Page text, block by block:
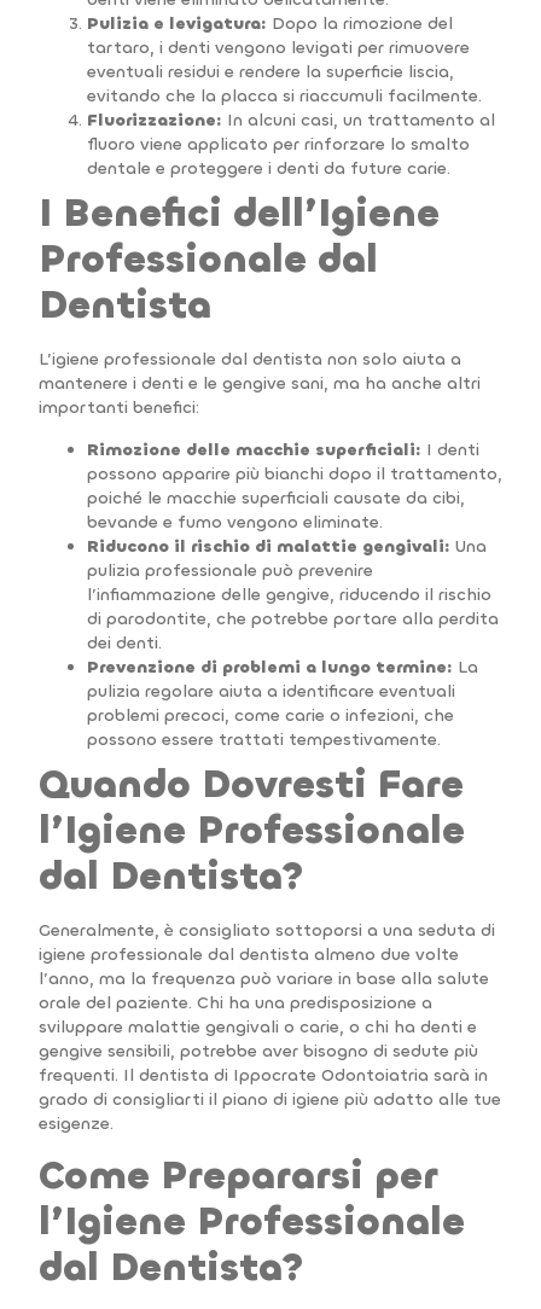
Pulizia e levigatura: Dopo la rimozione del
tartaro, i denti vengono levigati per rimuovere
eventuali residui e rendere la superficie liscia,
evitando che la placca si riaccumuli facilmente.
Fluorizzazione: In alcuni casi, un trattamento al
fluoro viene applicato per rinforzare lo smalto
dentale e proteggere i denti da future carie.
I Benefici dell’Igiene
Professionale dal
Dentista
L’igiene professionale dal dentista non solo aiuta a
mantenere i denti e le gengive sani, ma ha anche altri
importanti benefici:
Rimozione delle macchie superficiali: I denti
possono apparire più bianchi dopo il trattamento,
poiché le macchie superficiali causate da cibi,
bevande e fumo vengono eliminate.
Riducono il rischio di malattie gengivali: Una
pulizia professionale può prevenire
l’infiammazione delle gengive, riducendo il rischio
di parodontite, che potrebbe portare alla perdita
dei denti.
Prevenzione di problemi a lungo termine: La
pulizia regolare aiuta a identificare eventuali
problemi precoci, come carie o infezioni, che
possono essere trattati tempestivamente.
Quando Dovresti Fare
l’Igiene Professionale
dal Dentista?
Generalmente, è consigliato sottoporsi a una seduta di
igiene professionale dal dentista almeno due volte
l’anno, ma la frequenza può variare in base alla salute
orale del paziente. Chi ha una predisposizione a
sviluppare malattie gengivali o carie, o chi ha denti e
gengive sensibili, potrebbe aver bisogno di sedute più
frequenti. Il dentista di Ippocrate Odontoiatria sarà in
grado di consigliarti il piano di igiene più adatto alle tue
esigenze.
Come Prepararsi per
l’Igiene Professionale
dal Dentista?